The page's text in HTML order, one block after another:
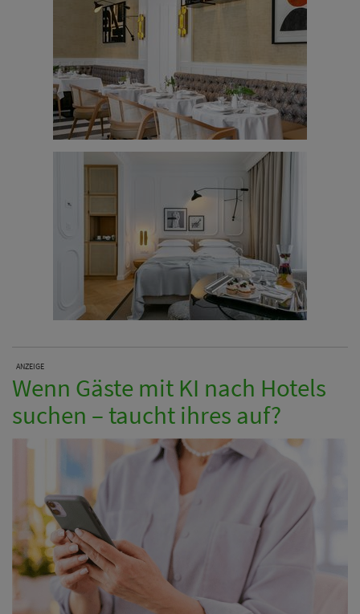
ANZEIGE
Wenn Gäste mit KI nach Hotels
suchen – taucht ihres auf?